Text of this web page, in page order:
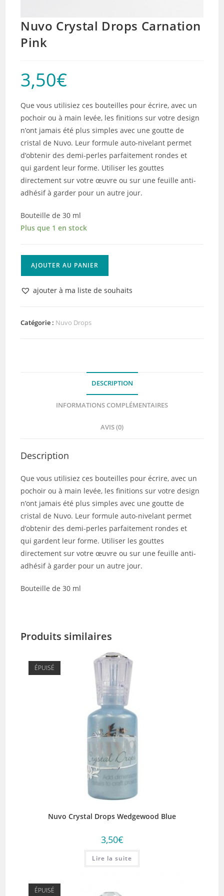
Nuvo Crystal Drops Carnation
Pink
3,50€
Que vous utilisiez ces bouteilles pour écrire, avec un
pochoir ou à main levée, les finitions sur votre design
n’ont jamais été plus simples avec une goutte de
cristal de Nuvo. Leur formule auto-nivelant permet
d’obtenir des demi-perles parfaitement rondes et
qui gardent leur forme. Utiliser les gouttes
directement sur votre œuvre ou sur une feuille anti-
adhésif à garder pour un autre jour.
Bouteille de 30 ml
Plus que 1 en stock
Nuvo
Crystal
Carnation
AJOUTER AU PANIER
ajouter à ma liste de souhaits
Catégorie : Nuvo Drops
DESCRIPTION
INFORMATIONS COMPLÉMENTAIRES
AVIS (0)
Description
Que vous utilisiez ces bouteilles pour écrire, avec un
pochoir ou à main levée, les finitions sur votre design
n’ont jamais été plus simples avec une goutte de
cristal de Nuvo. Leur formule auto-nivelant permet
d’obtenir des demi-perles parfaitement rondes et
qui gardent leur forme. Utiliser les gouttes
directement sur votre œuvre ou sur une feuille anti-
adhésif à garder pour un autre jour.
Bouteille de 30 ml
Produits similaires
ÉPUISÉ
Nuvo Crystal Drops Wedgewood Blue
3,50€
Lire la suite
ÉPUISÉ